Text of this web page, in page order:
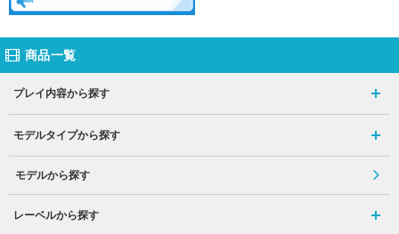
商品一覧
プレイ内容から探す
モデルタイプから探す
モデルから探す
レーベルから探す